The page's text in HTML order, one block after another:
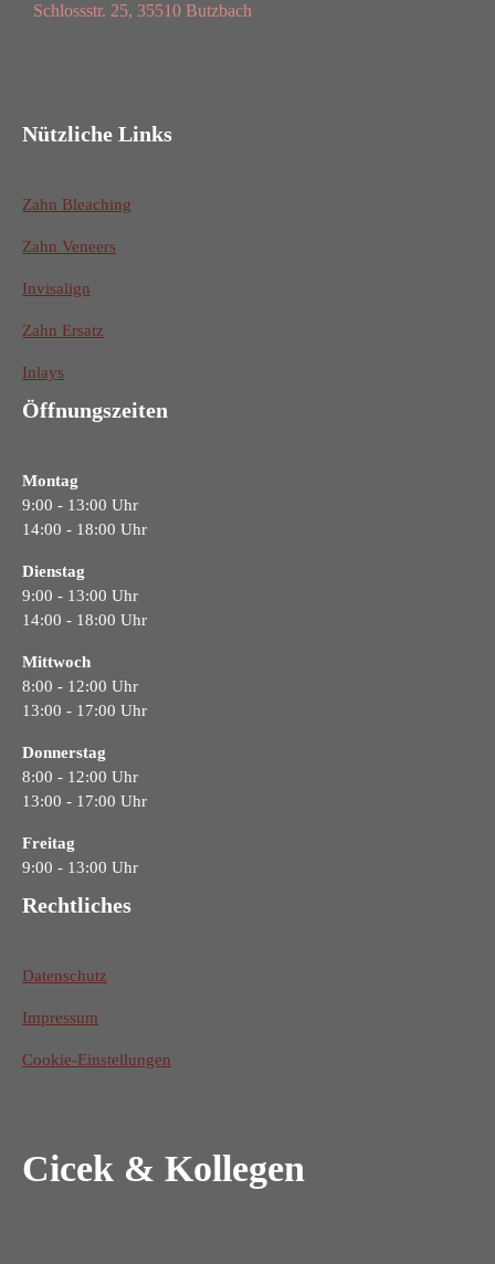
Schlossstr. 25, 35510 Butzbach
Nützliche Links
Zahn Bleaching
Zahn Veneers
Invisalign
Zahn Ersatz
Inlays
Öffnungszeiten
Montag
9:00 - 13:00 Uhr
14:00 - 18:00 Uhr
Dienstag
9:00 - 13:00 Uhr
14:00 - 18:00 Uhr
Mittwoch
8:00 - 12:00 Uhr
13:00 - 17:00 Uhr
Donnerstag
8:00 - 12:00 Uhr
13:00 - 17:00 Uhr
Freitag
9:00 - 13:00 Uhr
Rechtliches
Datenschutz
Impressum
Cookie-Einstellungen
Cicek & Kollegen